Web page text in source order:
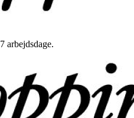
arbejdsdage.